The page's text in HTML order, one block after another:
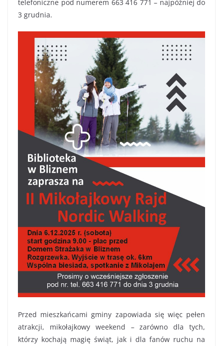
telefoniczne pod numerem 663 416 771 – najpóźniej do
3 grudnia.
Przed mieszkańcami gminy zapowiada się więc pełen
atrakcji, mikołajkowy weekend – zarówno dla tych,
którzy kochają magię świąt, jak i dla fanów ruchu na